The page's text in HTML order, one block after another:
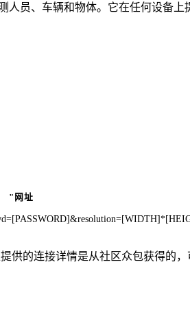
人员、车辆和物体。它在任何设备
"网址
供的连接详情是从社区众包获得